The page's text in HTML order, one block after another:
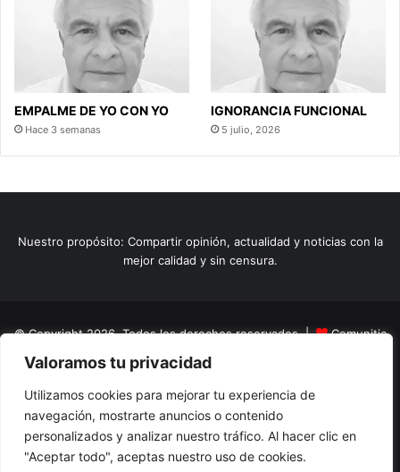
Valoramos tu privacidad
Utilizamos cookies para mejorar tu experiencia de
navegación, mostrarte anuncios o contenido
personalizados y analizar nuestro tráfico. Al hacer clic en
"Aceptar todo", aceptas nuestro uso de cookies.
EMPALME DE YO CON YO
Hace 3 semanas
IGNORANCIA FUNCIONAL
5 julio, 2026
Nuestro propósito: Compartir opinión, actualidad y noticias con la
mejor calidad y sin censura.
© Copyright 2026, Todos los derechos reservados |
Comunitic
SAS BICNit 901228106
Home
Actualidad Variedades Opinion Turismo
El Tinteadero
Caricaturas Reportajes
FacebookYouTubeInstagram